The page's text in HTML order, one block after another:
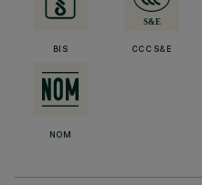
BIS CCC S&E
NOM